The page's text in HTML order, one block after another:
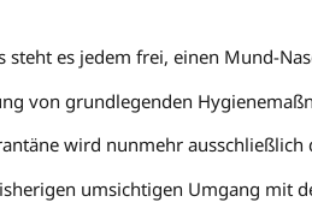
es jedem frei, einen Mund-
von grundlegenden
wird nunmehr
umsichtigen Umgang mit